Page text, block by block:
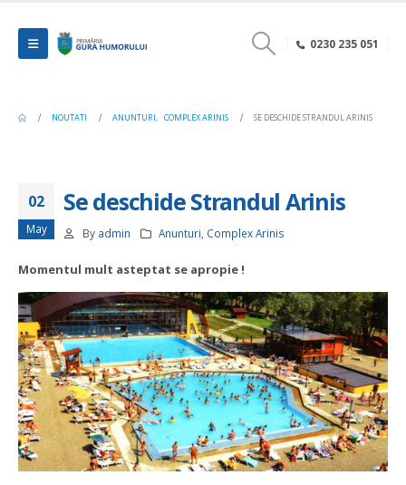
0230 235 051
NOUTATI ANUNTURI, COMPLEX ARINIS SE DESCHIDE STRANDUL ARINIS
02
May
Se deschide Strandul Arinis
By admin Anunturi Complex Arinis
Momentul mult asteptat se apropie !